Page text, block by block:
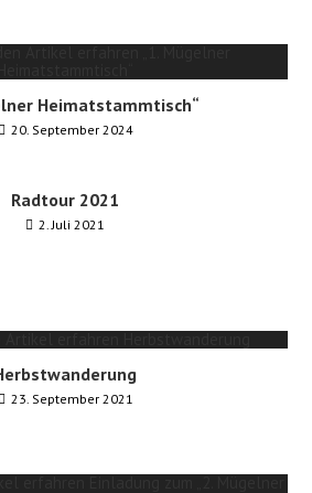
Heimatstammtisch“
20. September 2024
Radtour 2021
2. Juli 2021
23. September 2021